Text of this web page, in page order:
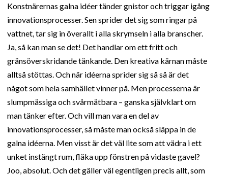
Konstnärernas galna idéer tänder gnistor och triggar igång
innovationsprocesser. Sen sprider det sig som ringar på
vattnet, tar sig in överallt i alla skrymseln i alla branscher.
Ja, så kan man se det! Det handlar om ett fritt och
gränsöverskridande tänkande. Den kreativa kärnan måste
alltså stöttas. Och när idéerna sprider sig så så är det
något som hela samhället vinner på. Men processerna är
slumpmässiga och svårmätbara – ganska självklart om
man tänker efter. Och vill man vara en del av
innovationsprocesser, så måste man också släppa in de
galna idéerna. Men visst är det väl lite som att vädra i ett
unket instängt rum, fläka upp fönstren på vidaste gavel?
Joo, absolut. Och det gäller väl egentligen precis allt, som